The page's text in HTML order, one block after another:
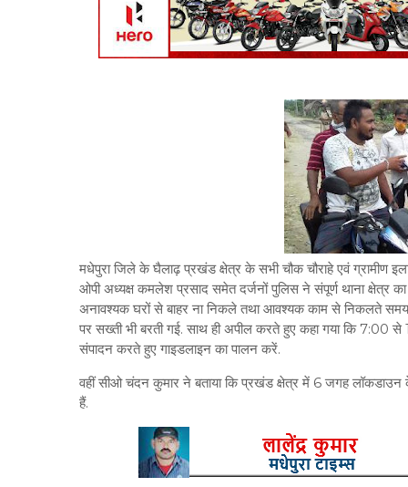
मधेपुरा जिले के घैलाढ़ प्रखंड क्षेत्र के सभी चौक चौराहे एवं ग्रामीण
ओपी अध्यक्ष कमलेश प्रसाद समेत दर्जनों पुलिस ने संपूर्ण थाना क्षेत्र
अनावश्यक घरों से बाहर ना निकले तथा आवश्यक काम से निकलते समय
पर सख्ती भी बरती गई. साथ ही अपील करते हुए कहा गया कि 7:00
संपादन करते हुए गाइडलाइन का पालन करें.
वहीं सीओ चंदन कुमार ने बताया कि प्रखंड क्षेत्र में 6 जगह
हैं.